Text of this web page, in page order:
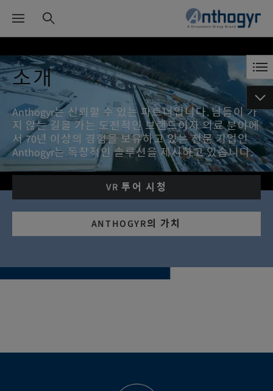
소개
Anthogyr는 신뢰할 수 있는 파트너입니다. 남들이 가
지 않는 길을 가는 도전적인 브랜드이자 의료 분야에
서 70년 이상의 경험을 보유하고 있는 전문 기업인
Anthogyr는 독창적인 솔루션을 제시하고 있습니다.
VR 투어 시청
ANTHOGYR의 가치